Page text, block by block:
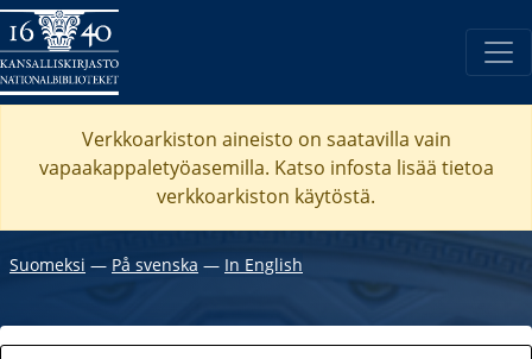
Verkkoarkiston aineisto on saatavilla vain
vapaakappaletyöasemilla. Katso infosta lisää tietoa
verkkoarkiston käytöstä.
Suomeksi ― På svenska ― In English